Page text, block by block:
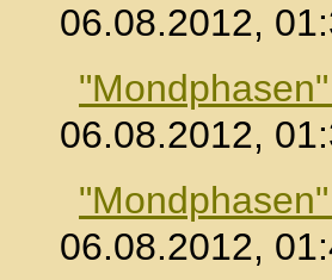
06.08.2012,
06.08.2012,
06.08.2012,